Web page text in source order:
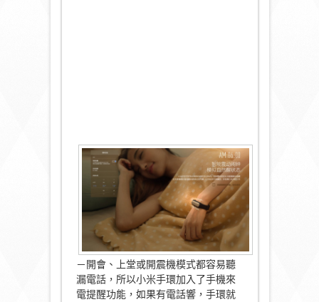
－開會、上堂或開震機模式都容易聽
漏電話，所以小米手環加入了手機來
電提醒功能，如果有電話響，手環就